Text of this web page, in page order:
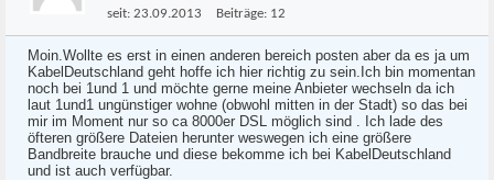
seit: 23.09.2013 Beiträge: 12
Moin.Wollte es erst in einen anderen bereich posten aber da es ja um
KabelDeutschland geht hoffe ich hier richtig zu sein.Ich bin momentan
noch bei 1und 1 und möchte gerne meine Anbieter wechseln da ich
laut 1und1 ungünstiger wohne (obwohl mitten in der Stadt) so das bei
mir im Moment nur so ca 8000er DSL möglich sind . Ich lade des
öfteren größere Dateien herunter weswegen ich eine größere
Bandbreite brauche und diese bekomme ich bei KabelDeutschland
und ist auch verfügbar.